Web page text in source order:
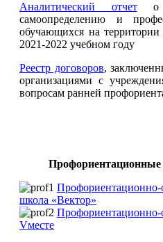
Аналитический отчето
самоопределению и
обучающихся на
2021-2022 учебном году
Реестр договоров,
организациями с
вопросам ранней
Профориентационные
Профориентационно-
школа «Вектор»
Профориентационно-
Vместе